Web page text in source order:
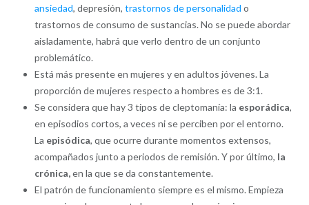
ansiedad, depresión, trastornos de personalidad o
trastornos de consumo de sustancias. No se puede abordar
aisladamente, habrá que verlo dentro de un conjunto
problemático.
Está más presente en mujeres y en adultos jóvenes. La
proporción de mujeres respecto a hombres es de 3:1.
Se considera que hay 3 tipos de cleptomanía: la esporádica,
en episodios cortos, a veces ni se perciben por el entorno.
La episódica, que ocurre durante momentos extensos,
acompañados junto a periodos de remisión. Y por último, la
crónica,en la que se da constantemente.
El patrón de funcionamiento siempre es el mismo. Empieza